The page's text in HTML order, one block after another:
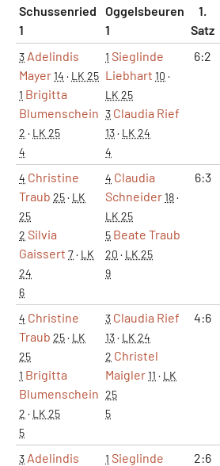
Schussenried
1
Oggelsbeuren
1
1.
Satz
3 Adelindis
Mayer14 · LK 25
1 Brigitta
Blumenschein
2 · LK 25
4
1 Sieglinde
Liebhart 10 ·
LK 25
3 Claudia Rief
13· LK 24
4
6:2
4 Christine
Traub 25· LK
25
2 Silvia
Gaissert 7· LK
24
6
4 Claudia
Schneider18·
LK 25
5 Beate Traub
20 · LK 25
9
6:3
4 Christine
Traub 25· LK
25
1 Brigitta
Blumenschein
2 · LK 25
5
3 Claudia Rief
13· LK 24
2 Christel
Maigler11 · LK
25
5
4:6
3 Adelindis
1 Sieglinde
2:6